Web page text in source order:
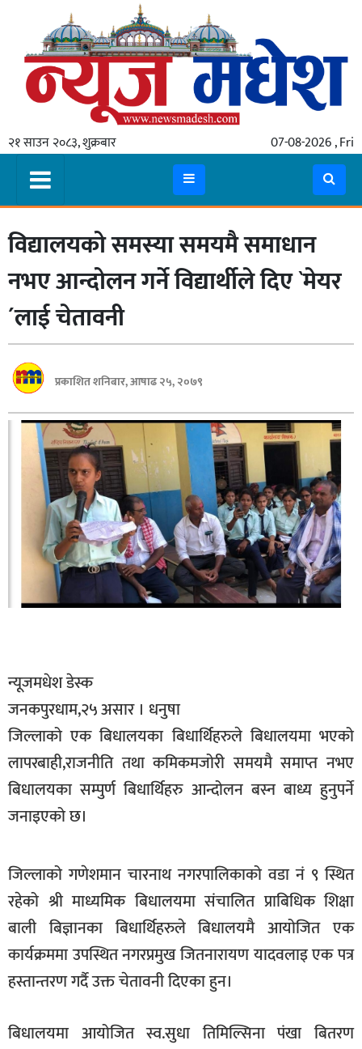
२१ साउन २०८३, शुक्रबार 07-08-2026 , Fri
गृहपृष्ठ
स्थानीय
प्रदेश
मधेश
प्रदेश
लुम्बिनी
गण्डकी
बागमती
सुदूरपश्चिम
मधेश
विशेष
राजनीति
प्रमुख
समाचार
राष्ट्रिय
अन्तरबार्ता
अर्थ
खेलकुद
मनोरञ्जन
फोटो
/
अन्य
समाज
शिक्षा
विचार
विद्यालयको समस्या समयमै समाधान
नभए आन्दोलन गर्ने विद्यार्थीले दिए `मेयर
´लाई चेतावनी
प्रकाशित शनिबार, आषाढ २५, २०७९
न्यूजमधेश डेस्क
जनकपुरधाम,२५ असार । धनुषा
जिल्लाको एक बिधालयका बिधार्थिहरुले बिधालयमा भएको
लापरबाही,राजनीति तथा कमिकमजोरी समयमै समाप्त नभए
बिधालयका सम्पुर्ण बिधार्थिहरु आन्दोलन बस्न बाध्य हुनुपर्ने
जनाइएको छ।
जिल्लाको गणेशमान चारनाथ नगरपालिकाको वडा नं ९ स्थित
रहेको श्री माध्यमिक बिधालयमा संचालित प्राबिधिक शिक्षा
बाली बिज्ञानका बिधार्थिहरुले बिधालयमै आयोजित एक
कार्यक्रममा उपस्थित नगरप्रमुख जितनारायण यादवलाइ एक पत्र
हस्तान्तरण गर्दै उक्त चेतावनी दिएका हुन।
बिधालयमा आयोजित स्व.सुधा तिमिल्सिना पंखा बितरण